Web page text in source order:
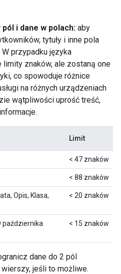
pól i dane w polach: aby
tytuły i inne pola
przypadku języka
znaków, ale zostaną one
co spowoduje różnice
na różnych urządzeniach
wątpliwości uprość treść,
Limit
< 47 znaków
< 88 znaków
Opis, Klasa,
< 20 znaków
października
< 15 znaków
dane do 2 pól
jeśli to możliwe.